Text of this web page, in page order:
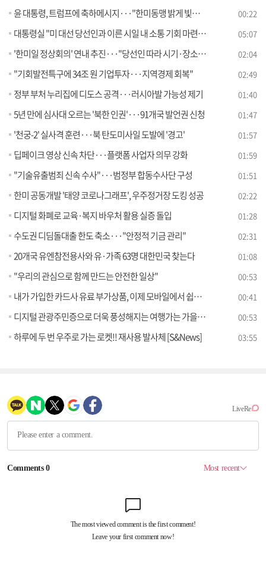
윤 대통령, 트럼프에 축하메시지···"한미동맹 밝게 빛날 것" 00:22
대통령실 "미 대선 당선인과 이른 시일 내 소통 기회 마련" [뉴스의 맥] 05:07
'한미일 정상회의' 연내 추진···"당선인 따라 시기·장소 결정" 02:04
"기회발전특구에 34조 원 기업투자···지역경제 회복" 02:49
정부 부처 누리집에 디도스 공격···러시아발 가능성 제기 01:40
5년 만에 심사대 오르는 '북한 인권'···91개국 발언권 신청 01:47
'천궁-2' 실사격 훈련···북 탄도미사일 도발에 '경고' 01:57
딥페이크 영상 신속 차단···플랫폼 사업자 의무 강화 01:59
"기술유출범죄 신속 수사"···범정부 합동수사단 구성 01:51
한미 공동개발 '태양 코로나그래프', 우주정거장 도킹 성공 02:22
디지털 화폐로 교육·복지 바우처 활용 실증 돌입 01:28
수도권 디딤돌대출 한도 축소···"안정적 기금 관리" 02:31
20개국 유엔참전용사와 유·가족 63명 대한민국 찾는다 01:08
"우리의 관심으로 함께 만드는 안전한 일상" 00:53
내가 가입한 카드사 유료 부가상품, 이제 모바일에서 쉽고 편리하게 관리하세요! 00:41
디지털 관광주민증으로 더욱 풍성해지는 여행가는 가을을 즐겨요 00:53
하루에 두 번 우주로 가는 로켓!! 재사용 발사체 [S&News] 03:55